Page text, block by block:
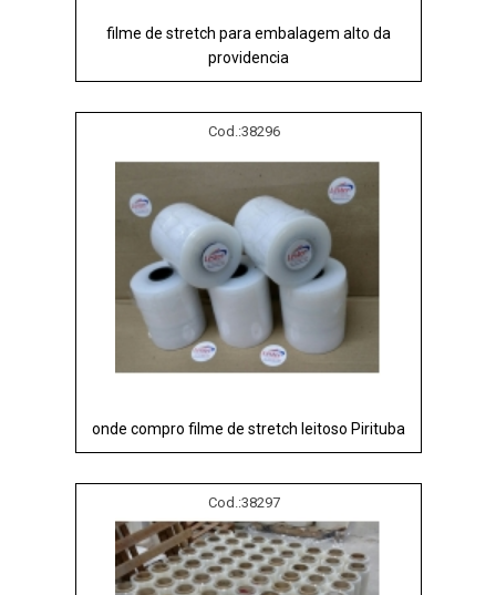
filme de stretch para embalagem alto da
providencia
Cod.:38296
onde compro filme de stretch leitoso Pirituba
Cod.:38297